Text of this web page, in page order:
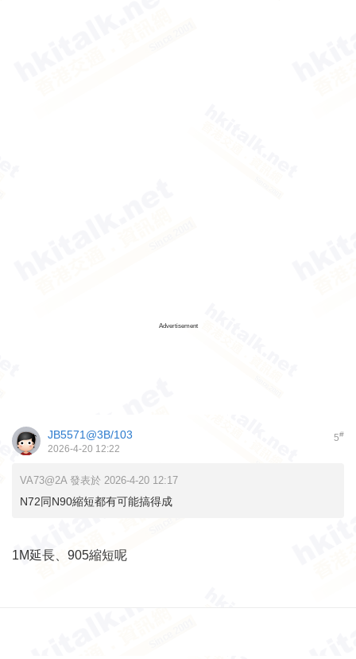
Advertisement
5#
JB5571@3B/103
2026-4-20 12:22
VA73@2A 發表於 2026-4-20 12:17
N72同N90縮短都有可能搞得成
1M延長、905縮短呢